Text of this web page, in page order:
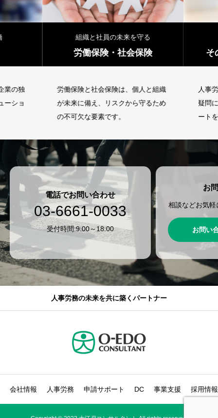
の独
ショ
組織と社員の未来を守る
労働保険・社会保険
労働保険と社会保険は、個人と組織
が未来に備え、リスクから守るため
の不可欠な要素です。
そ
人事
疑問
ート
電話でお問い合わせ
03-6661-0033
受付時間:9:00～18:00
お
相談などお気
お問い
人事労務の未来を共に築くパートナー
会社情報 人事労務 申請サポート DC 事業支援 採用情報